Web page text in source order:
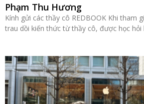
Phạm Thu Hương
Kính gửi các thầy cô REDBOOK Khi tham
trau dồi kiến thức từ thầy cô, được học hỏi